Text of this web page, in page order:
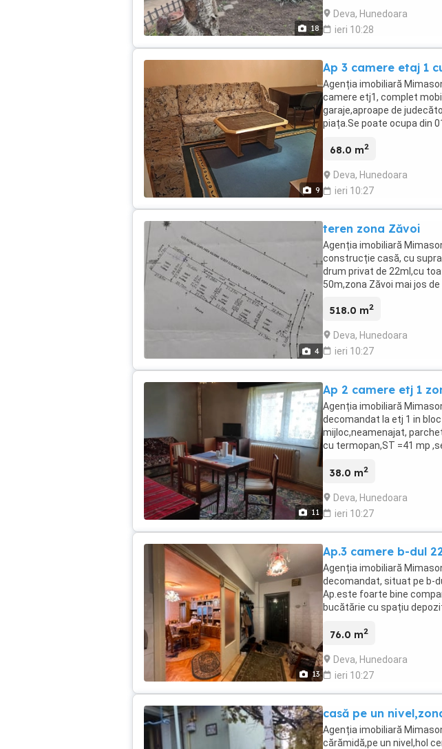
18
Deva, Hunedoara
ieri 10:28
9
Ap 3 camere etaj 1
Agenția imobiliară
camere etj1, complet
garaje,aproape de
piața.Se poate ocupa din
68.0 m2
Deva, Hunedoara
ieri 10:27
4
teren zona Zăvoi
Agenția imobiliară
construcție casă, cu
drum privat de 22ml,cu
50m,zona Zăvoi mai jos de
518.0 m2
Deva, Hunedoara
ieri 10:27
11
Ap 2 camere etj 1
Agenția imobiliară
decomandat la etj 1 in
mijloc,neamenajat,
cu termopan,ST =41 mp
38.0 m2
Deva, Hunedoara
ieri 10:27
13
Ap.3 camere b-dul
Agenția imobiliară
decomandat, situat pe b-
Ap.este foarte bine
bucătărie cu spațiu
din care unul cu balcon,
ajutorul centralei termice
lemn masiv, parchet
76.0 m2
Deva, Hunedoara
ieri 10:27
casă pe un
Agenția imobiliară
cărămidă,pe un nivel,hol